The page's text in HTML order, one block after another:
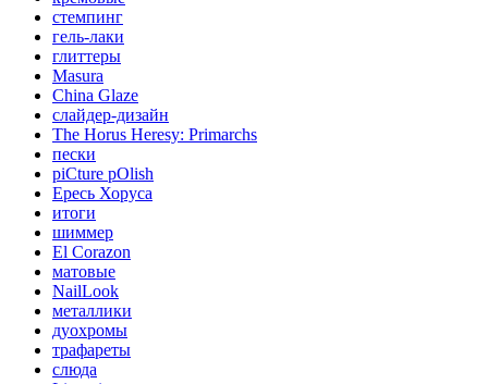
стемпинг
гель-лаки
глиттеры
Masura
China Glaze
слайдер-дизайн
The Horus Heresy: Primarchs
пески
piCture pOlish
Ересь Хоруса
итоги
шиммер
El Corazon
матовые
NailLook
металлики
дуохромы
трафареты
слюда